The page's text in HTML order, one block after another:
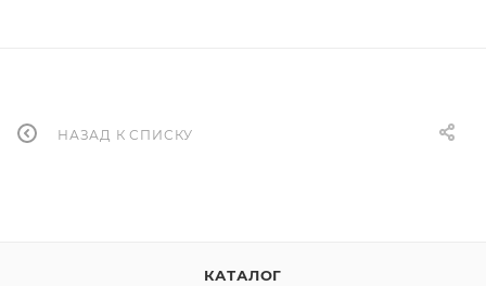
НАЗАД К СПИСКУ
КАТАЛОГ